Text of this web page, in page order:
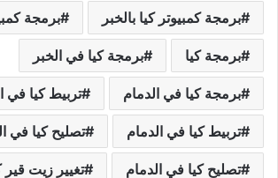
برمجة كمبيوتر كيا بالخبر برمجة
برمجة كيا برمجة كيا في الخبر
برمجة كيا في الدمام تربيط كيا في
تربيط كيا في الدمام تصليح كيا في
تصليح كيا في الدمام تغيير زيت قير